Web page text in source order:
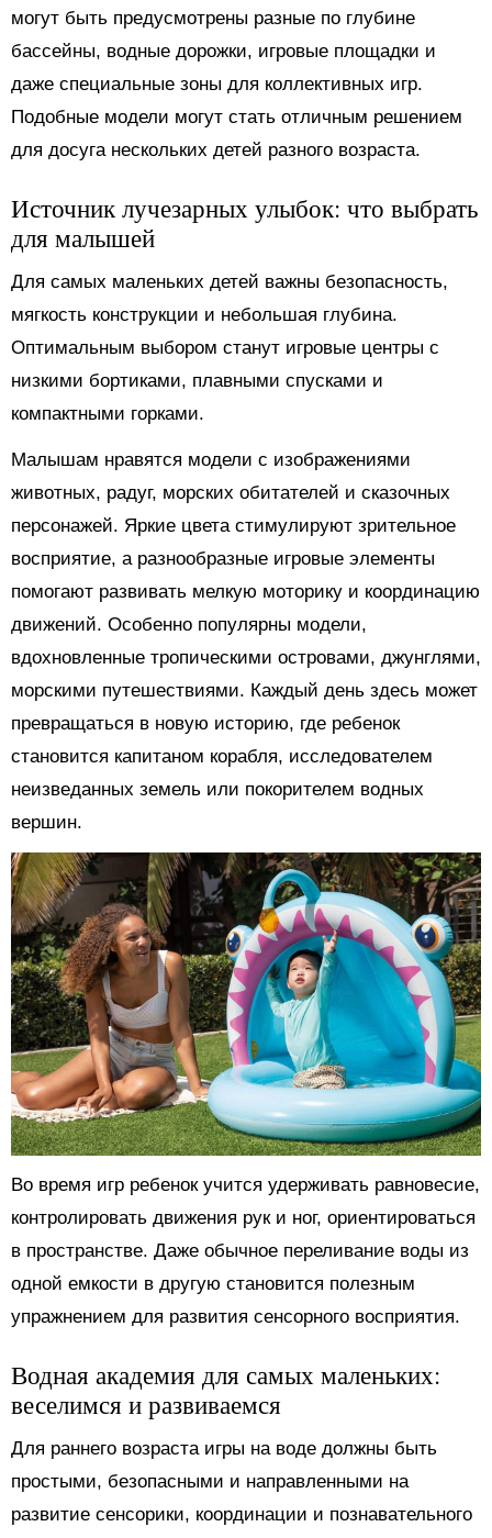
могут быть предусмотрены разные по глубине
бассейны, водные дорожки, игровые площадки и
даже специальные зоны для коллективных игр.
Подобные модели могут стать отличным решением
для досуга нескольких детей разного возраста.
Источник лучезарных улыбок: что выбрать
для малышей
Для самых маленьких детей важны безопасность,
мягкость конструкции и небольшая глубина.
Оптимальным выбором станут игровые центры с
низкими бортиками, плавными спусками и
компактными горками.
Малышам нравятся модели с изображениями
животных, радуг, морских обитателей и сказочных
персонажей. Яркие цвета стимулируют зрительное
восприятие, а разнообразные игровые элементы
помогают развивать мелкую моторику и координацию
движений. Особенно популярны модели,
вдохновленные тропическими островами, джунглями,
морскими путешествиями. Каждый день здесь может
превращаться в новую историю, где ребенок
становится капитаном корабля, исследователем
неизведанных земель или покорителем водных
вершин.
Во время игр ребенок учится удерживать равновесие,
контролировать движения рук и ног, ориентироваться
в пространстве. Даже обычное переливание воды из
одной емкости в другую становится полезным
упражнением для развития сенсорного восприятия.
Водная академия для самых маленьких:
веселимся и развиваемся
Для раннего возраста игры на воде должны быть
простыми, безопасными и направленными на
развитие сенсорики, координации и познавательного